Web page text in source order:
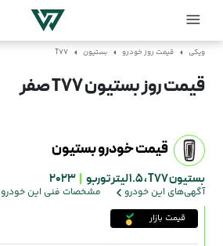
ویکی قیمت روز خودرو بستیون T77
قیمت روز بستیون T77 صفر
قیمت خودرو بستیون
بستیون T77 ، 1.5 لیتر توربو 2023
آگهی‌های این خودرو مشخصات فنی این خودرو
قیمت بازار